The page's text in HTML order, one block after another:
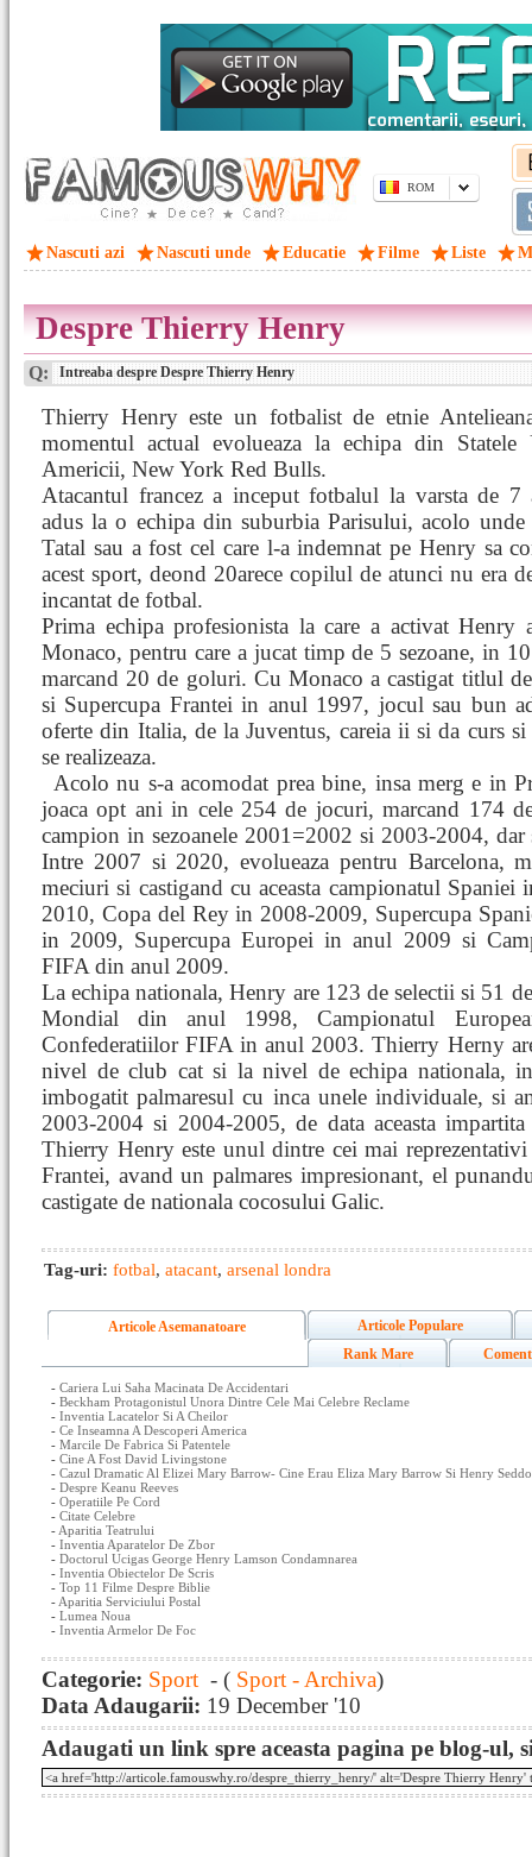
ROM
Nascuti azi Nascuti unde Educatie Filme Liste
Despre Thierry Henry
Q: Intreaba despre Despre Thierry Henry
Thierry Henry este un fotbalist de etnie
momentul actual evolueaza la echipa din Statele
Americii, New York Red Bulls.
Atacantul francez a inceput fotbalul la varsta de
adus la o echipa din suburbia Parisului, acolo
Tatal sau a fost cel care l-a indemnat pe Henry sa
acest sport, deond 20arece copilul de atunci nu era
incantat de fotbal.
Prima echipa profesionista la care a activat Henry
Monaco, pentru care a jucat timp de 5 sezoane, in
marcand 20 de goluri. Cu Monaco a castigat titlul
si Supercupa Frantei in anul 1997, jocul sau bun
oferte din Italia, de la Juventus, careia ii si da curs si
se realizeaza.
Acolo nu s-a acomodat prea bine, insa merge in
joaca opt ani in cele 254 de jocuri, marcand 174
campion in sezoanele 2001=2002 si 2003-2004,
Intre 2007 si 2020, evolueaza pentru Barcelona,
meciuri si castigand cu aceasta campionatul Spaniei
2010, Copa del Rey in 2008-2009, Supercupa
in 2009, Supercupa Europei in anul 2009 si
FIFA din anul 2009.
La echipa nationala, Henry are 123 de selectii si 51
Mondial din anul 1998, Campionatul
Confederatiilor FIFA in anul 2003. Thierry Herny
nivel de club cat si la nivel de echipa nationala,
imbogatit palmaresul cu inca unele individuale, si
2003-2004 si 2004-2005, de data aceasta
Thierry Henry este unul dintre cei mai
Frantei, avand un palmares impresionant, el
castigate de nationala cocosului Galic.
Tag-uri: fotbal, atacant, arsenal londra
Articole Asemanatoare
Articole Populare
Rank Mare
- Cariera Lui Saha Macinata De Accidentari
- Beckham Protagonistul Unora Dintre Cele Mai Celebre Reclame
- Inventia Lacatelor Si A Cheilor
- Ce Inseamna A Descoperi America
- Marcile De Fabrica Si Patentele
- Cine A Fost David Livingstone
- Cazul Dramatic Al Elizei Mary Barrow- Cine Erau Eliza Mary Barrow Si Henry
- Despre Keanu Reeves
- Operatiile Pe Cord
- Citate Celebre
- Aparitia Teatrului
- Inventia Aparatelor De Zbor
- Doctorul Ucigas George Henry Lamson Condamnarea
- Inventia Obiectelor De Scris
- Top 11 Filme Despre Biblie
- Aparitia Serviciului Postal
- Lumea Noua
- Inventia Armelor De Foc
Categorie: Sport - ( Sport - Archiva)
Data Adaugarii: 19 December '10
Adaugati un link spre aceasta pagina pe blog-ul,